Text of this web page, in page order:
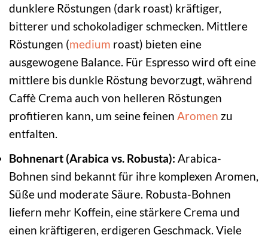
dunklere Röstungen (dark roast) kräftiger,
bitterer und schokoladiger schmecken. Mittlere
Röstungen (medium roast) bieten eine
ausgewogene Balance. Für Espresso wird oft eine
mittlere bis dunkle Röstung bevorzugt, während
Caffè Crema auch von helleren Röstungen
profitieren kann, um seine feinen Aromen zu
entfalten.
Bohnenart (Arabica vs. Robusta): Arabica-
Bohnen sind bekannt für ihre komplexen Aromen,
Süße und moderate Säure. Robusta-Bohnen
liefern mehr Koffein, eine stärkere Crema und
einen kräftigeren, erdigeren Geschmack. Viele